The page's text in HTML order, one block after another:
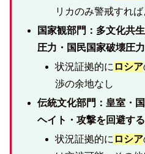
リカのみ警戒すれば
国家観部門：多文化共
圧力・国民国家破壊圧
状況証拠的に ロシア
渉の余地なし
伝統文化部門：皇室・
ヘイト・攻撃を回避する
状況証拠的に ロシア